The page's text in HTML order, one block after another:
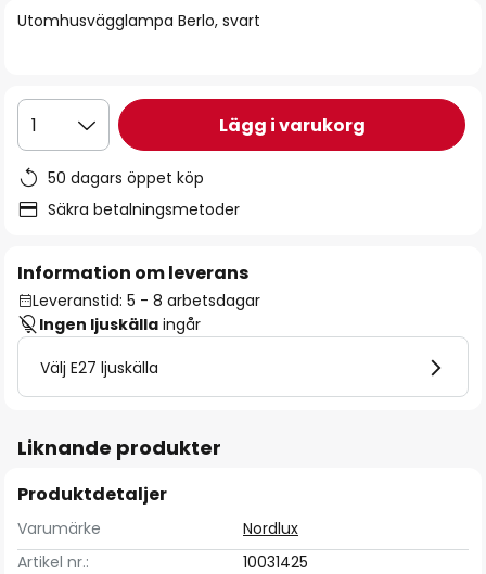
Utomhusvägglampa Berlo, svart
1 Lägg i varukorg
50 dagars öppet köp
Säkra betalningsmetoder
Information om leverans
Leveranstid: 5 - 8 arbetsdagar
Ingen ljuskälla ingår
Välj E27 ljuskälla
Liknande produkter
Produktdetaljer
Varumärke
Nordlux
Artikel nr.:
10031425